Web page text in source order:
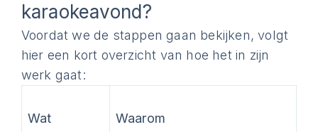
karaokeavond?
Voordat we de stappen gaan bekijken, volgt
hier een kort overzicht van hoe het in zijn
werk gaat:
Wat Waarom